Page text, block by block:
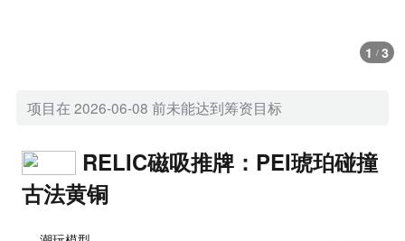
1 / 3
项目在 2026-06-08 前未能达到筹资目标
RELIC磁吸推牌：PEI琥珀碰撞
古法黄铜